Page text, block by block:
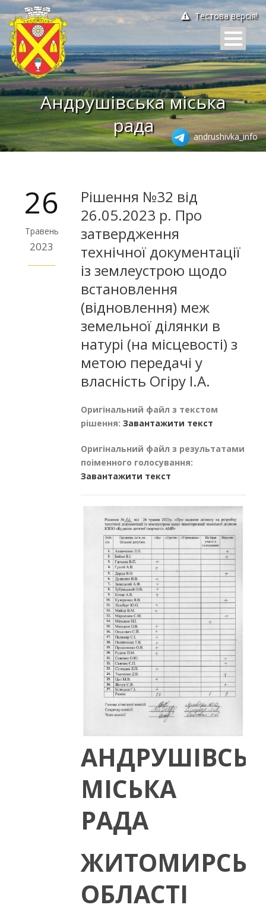
Тестова версія!
Андрушівська міська
рада
andrushivka_info
26
Травень
2023
Рішення №32 від
26.05.2023 р. Про
затвердження
технічної документації
із землеустрою щодо
встановлення
(відновлення) меж
земельної ділянки в
натурі (на місцевості) з
метою передачі у
власність Огіру І.А.
Оригінальний файл з текстом
рішення: Завантажити текст
Оригінальний файл з результатами
поіменного голосування:
Завантажити текст
МІСЬКА
РАДА
ОБЛАСТІ